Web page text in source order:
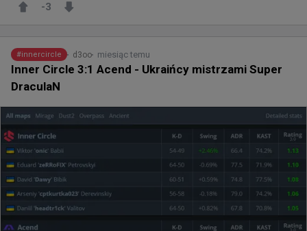
-3
#innercircle d3oo miesiąc temu
Inner Circle 3:1 Acend - Ukraińcy mistrzami Super
DraculaN